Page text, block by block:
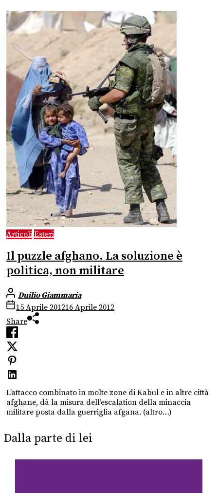
Articoli Esteri
Il puzzle afghano. La soluzione è
politica, non militare
Duilio Giammaria
15 Aprile 201216 Aprile 2012
Share
L’attacco combinato in molte zone di Kabul e in altre città
afghane, dà la misura dell’escalation della minaccia
militare posta dalla guerriglia afgana. (altro…)
Dalla parte di lei